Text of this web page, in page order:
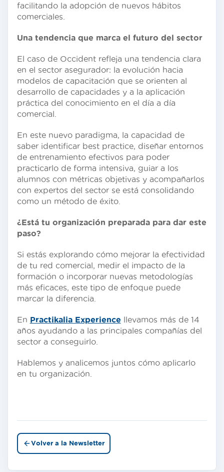
facilitando la adopción de nuevos hábitos
comerciales.
Una tendencia que marca el futuro del sector
El caso de Occident refleja una tendencia clara
en el sector asegurador: la evolución hacia
modelos de capacitación que se orienten al
desarrollo de capacidades y a la aplicación
práctica del conocimiento en el día a día
comercial.
En este nuevo paradigma, la capacidad de
saber identificar best practice, diseñar entornos
de entrenamiento efectivos para poder
practicarlo de forma intensiva, guiar a los
alumnos con métricas objetivas y acompañarlos
con expertos del sector se está consolidando
como un método de éxito.
¿Está tu organización preparada para dar este
paso?
Si estás explorando cómo mejorar la efectividad
de tu red comercial, medir el impacto de la
formación o incorporar nuevas metodologías
más eficaces, este tipo de enfoque puede
marcar la diferencia.
En Practikalia Experience llevamos más de 14
años ayudando a las principales compañías del
sector a conseguirlo.
Hablemos y analicemos juntos cómo aplicarlo
en tu organización.
Volver a la Newsletter